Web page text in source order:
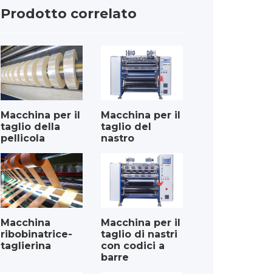
Prodotto correlato
Macchina per il
taglio della
pellicola
Macchina per il
taglio del
nastro
Macchina
ribobinatrice-
taglierina
Macchina per il
taglio di nastri
con codici a
barre